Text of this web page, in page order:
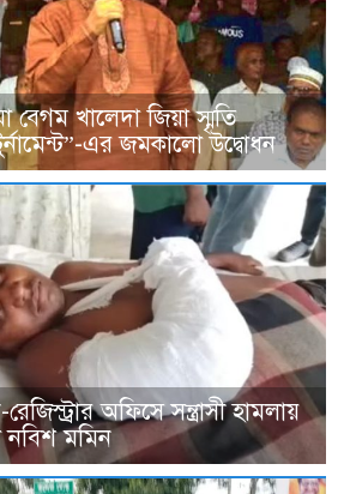
বেগম খালেদা জিয়া স্মৃতি
এর জমকালো উদ্বোধন
অফিসে সন্ত্রাসী হামলায়
মমিন